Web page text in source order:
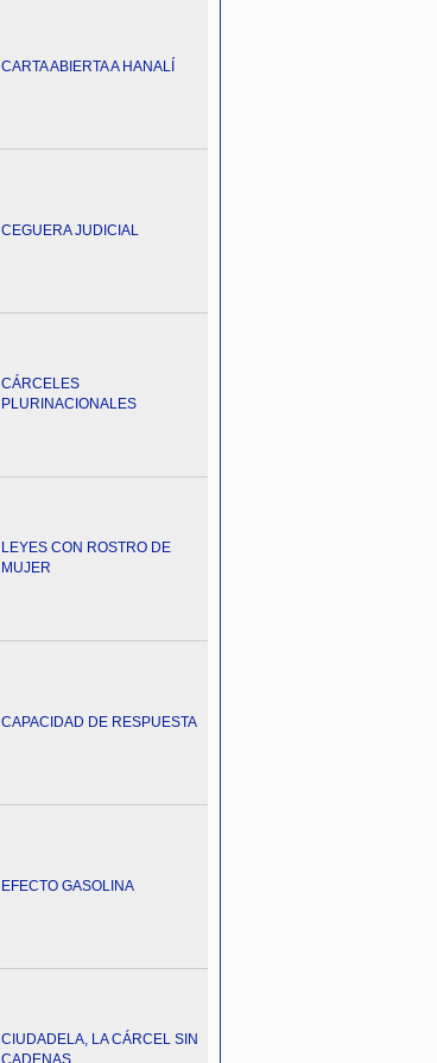
CARTA ABIERTA A HANALÍ
CEGUERA JUDICIAL
CÁRCELES
PLURINACIONALES
LEYES CON ROSTRO DE
MUJER
CAPACIDAD DE RESPUESTA
EFECTO GASOLINA
CIUDADELA, LA CÁRCEL SIN
CADENAS